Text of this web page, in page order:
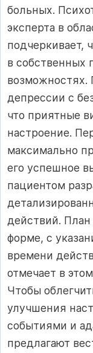
больных.
эксперта в
подчеркивает,
в собственных
возможностях.
депрессии с
что приятные
настроение.
максимально
его успешное
пациентом
действий.
форме, с
времени
отмечает в
Чтобы
улучшения
событиями и
предлагают